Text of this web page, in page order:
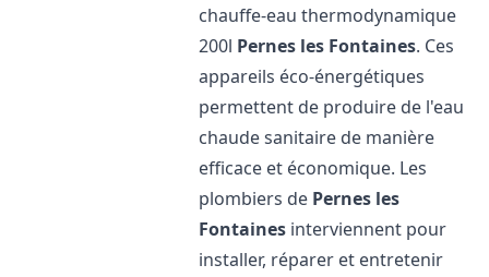
chauffe-eau thermodynamique
200l Pernes les Fontaines. Ces
appareils éco-énergétiques
permettent de produire de l'eau
chaude sanitaire de manière
efficace et économique. Les
plombiers de Pernes les
Fontaines interviennent pour
installer, réparer et entretenir